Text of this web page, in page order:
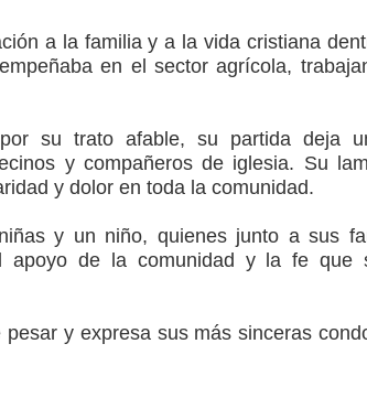
a la familia y a la vida cristiana
en el sector agrícola,
su trato afable, su partida deja
y compañeros de iglesia. Su
y dolor en toda la comunidad.
y un niño, quienes junto a sus
apoyo de la comunidad y la fe que
y expresa sus más sinceras